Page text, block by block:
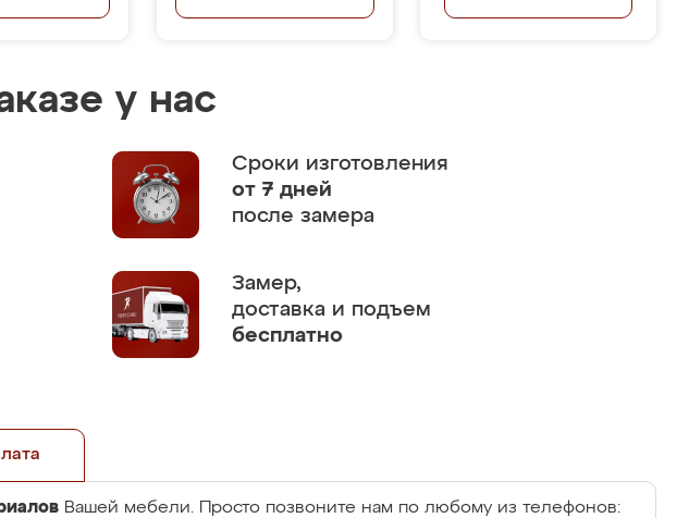
у нас
Сроки изготовления
от 7 дней
после замера
Замер,
доставка и подъем
бесплатно
Вашей мебели. Просто позвоните нам по любому из телефонов: